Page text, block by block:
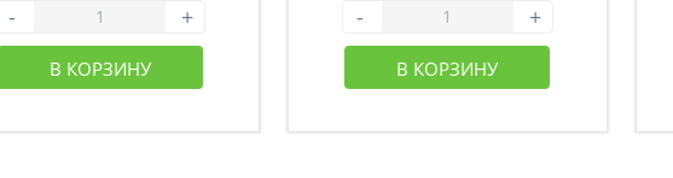
- +
В КОРЗИНУ
- +
В КОРЗИНУ